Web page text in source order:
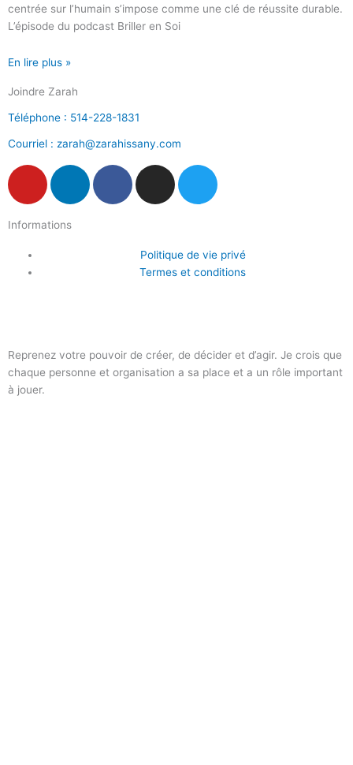
centrée sur l’humain s’impose comme une clé de réussite durable.
L’épisode du podcast Briller en Soi
En lire plus »
Reprenez votre pouvoir de créer, de décider et d’agir. Je crois que
chaque personne et organisation a sa place et a un rôle important
à jouer.
Informations
Politique de vie privé
Termes et conditions
Joindre Zarah
Téléphone : 514-228-1831
Courriel : zarah@zarahissany.com
Y
t
u
b
L
k
F
f
I
a
g
T
w
t
e